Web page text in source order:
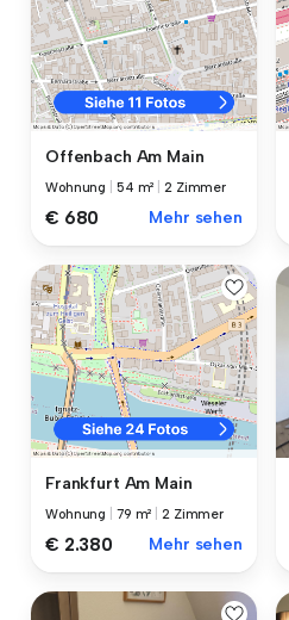
Offenbach Am Main
Wohnung 54 m² |2 Zimmer
€ 680 Mehr sehen
Frankfurt Am Main
Wohnung 79 m² |2 Zimmer
€ 2.380 Mehr sehen